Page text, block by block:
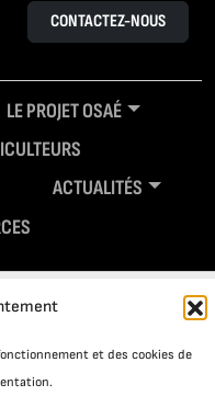
et des cookies de
CONTACTEZ-NOUS
LE PROJET OSAÉ
ACTUALITÉS